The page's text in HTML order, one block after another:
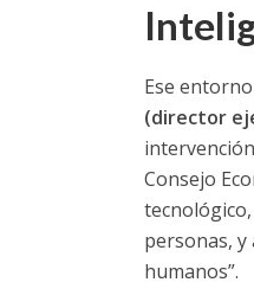
Ese
(director
Consejo
personas,
humanos”.